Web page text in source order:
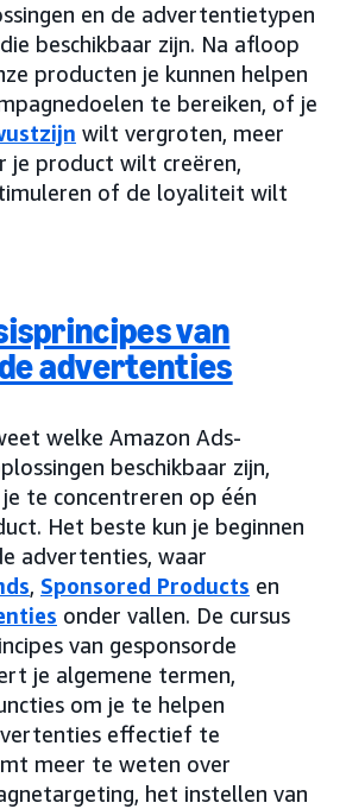
en de advertentietypen
beschikbaar zijn. Na afloop
producten je kunnen helpen
te bereiken, of je
wilt vergroten, meer
je product wilt creëren,
of de loyaliteit wilt
van
advertenties
welke Amazon Ads-
beschikbaar zijn,
te concentreren op één
Het beste kun je beginnen
advertenties, waar
, Sponsored Products en
onder vallen. De cursus
van gesponsorde
je algemene termen,
om je te helpen
effectief te
meer te weten over
het instellen van